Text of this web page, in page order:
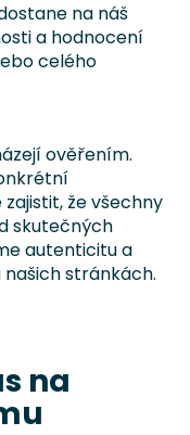
na náš
a hodnocení
celého
ověřením.
že všechny
skutečných
autenticitu a
stránkách.
na